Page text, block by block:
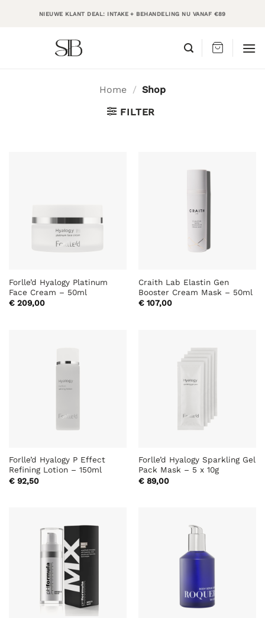
NIEUWE KLANT DEAL: INTAKE + BEHANDELING NU VANAF €89
Home / Shop
FILTER
Forlle’d Hyalogy Platinum
Face Cream – 50ml
€209,00
Craith Lab Elastin Gen
Booster Cream Mask – 50ml
€107,00
Forlle’d Hyalogy P Effect
Refining Lotion – 150ml
€92,50
Forlle’d Hyalogy Sparkling Gel
Pack Mask – 5 x 10g
€89,00